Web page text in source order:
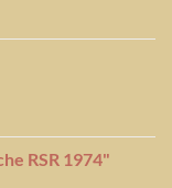
RSR 1974"